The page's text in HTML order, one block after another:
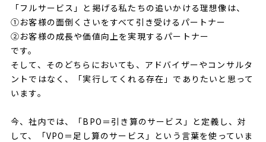
「フルサービス」と掲げる私たちの追いかける理想像は、
①お客様の面倒くさいをすべて引き受けるパートナー
②お客様の成長や価値向上を実現するパートナー
です。
そして、そのどちらにおいても、アドバイザーやコンサルタ
ントではなく、「実行してくれる存在」でありたいと思って
います。
今、社内では、「BPO＝引き算のサービス」と定義し、対
して、「VPO＝足し算のサービス」という言葉を使っていま